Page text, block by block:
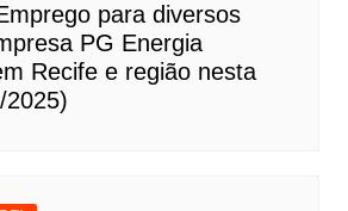
para diversos
PG Energia
Recife e região nesta
2025)